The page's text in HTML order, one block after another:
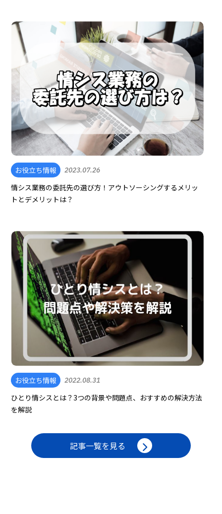
お役立ち情報 2023.07.26
情シス業務の委託先の選び方！アウトソーシングするメリッ
トとデメリットは？
お役立ち情報 2022.08.31
ひとり情シスとは？3つの背景や問題点、おすすめの解決方法
を解説
記事一覧を見る